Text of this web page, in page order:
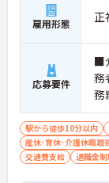
形成が期待でき
・資格手当が支
・サービス提
も目指せます
スを軽減できま
・記録票の提出
ンで行えるため
動の手間が省け
雇用形態 正
応募要件
■
務
務
駅から徒歩10分以内
産休･育休･介護休暇取
交通費支給
退職金制